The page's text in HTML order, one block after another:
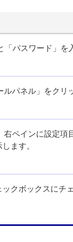
「パスワード」
ルパネル」をクリ
右ペインに設定
ます。
ックボックスに